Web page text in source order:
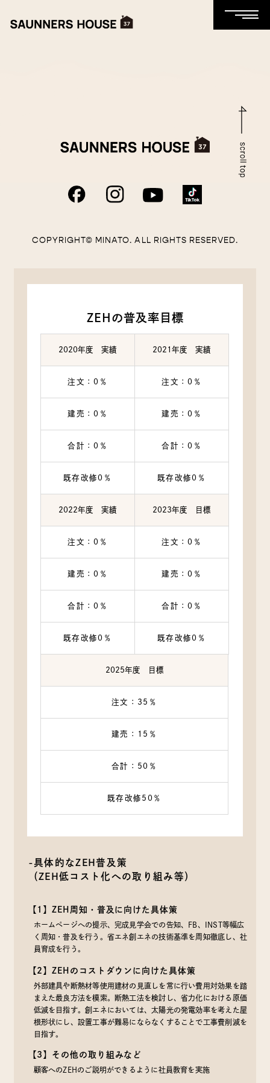
COPYRIGHT© MINATO. ALL RIGHTS RESERVED.
ZEHの普及率目標
2020年度 実績 2021年度 実績
注文：0％ 注文：0％
建売：0％ 建売：0％
合計：0％ 合計：0％
既存改修0％ 既存改修0％
2022年度 実績 2023年度 目標
注文：0％ 注文：0％
建売：0％ 建売：0％
合計：0％ 合計：0％
既存改修0％ 既存改修0％
2025年度 目標
注文：35％
建売：15％
合計：50％
既存改修50％
-具体的なZEH普及策
（ZEH低コスト化への取り組み等）
【1】ZEH周知・普及に向けた具体策
ホームページへの提示、完成見学会での告知、FB、INST等幅広
く周知・普及を行う。省エネ創エネの技術基準を周知徹底し、社
員育成を行う。
【2】ZEHのコストダウンに向けた具体策
外部建具や断熱材等使用建材の見直しを常に行い費用対効果を踏
まえた最良方法を模索。断熱工法を検討し、省力化における原価
低減を目指す。創エネにおいては、太陽光の発電効率を考えた屋
根形状にし、設置工事が難易にならなくすることで工事費削減を
目指す。
【3】その他の取り組みなど
顧客へのZEHのご説明ができるように社員教育を実施